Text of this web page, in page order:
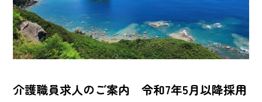
介護職員求人のご案内 令和7年5月以降採用